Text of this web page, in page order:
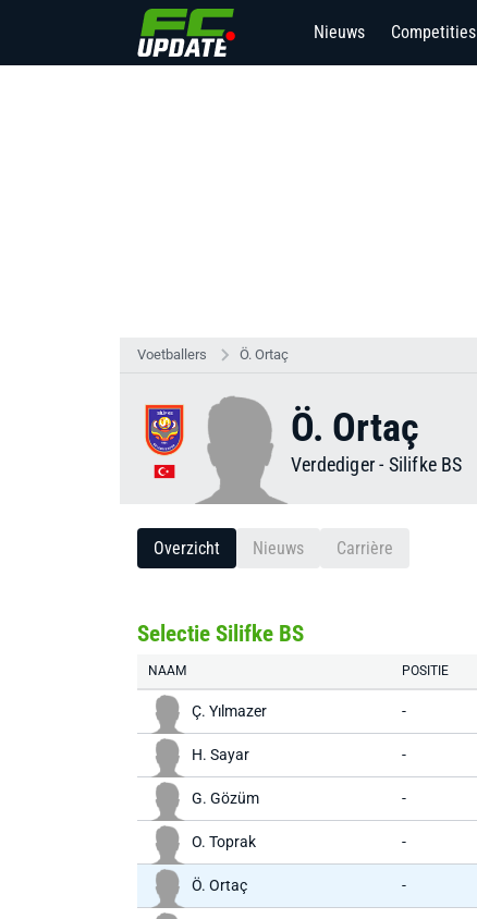
Nieuws Competities
Voetballers Ö. Ortaç
Ö. Ortaç
Verdediger- Silifke BS
Overzicht Nieuws Carrière
Selectie Silifke BS
NAAM POSITIE
Ç. Yılmazer -
H. Sayar -
G. Gözüm -
O. Toprak -
Ö. Ortaç -